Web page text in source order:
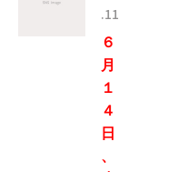
.11
６
月
１
４
日
、